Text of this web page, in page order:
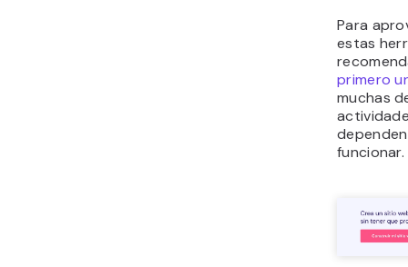
Para
estas
primero
muchas
funcionar.